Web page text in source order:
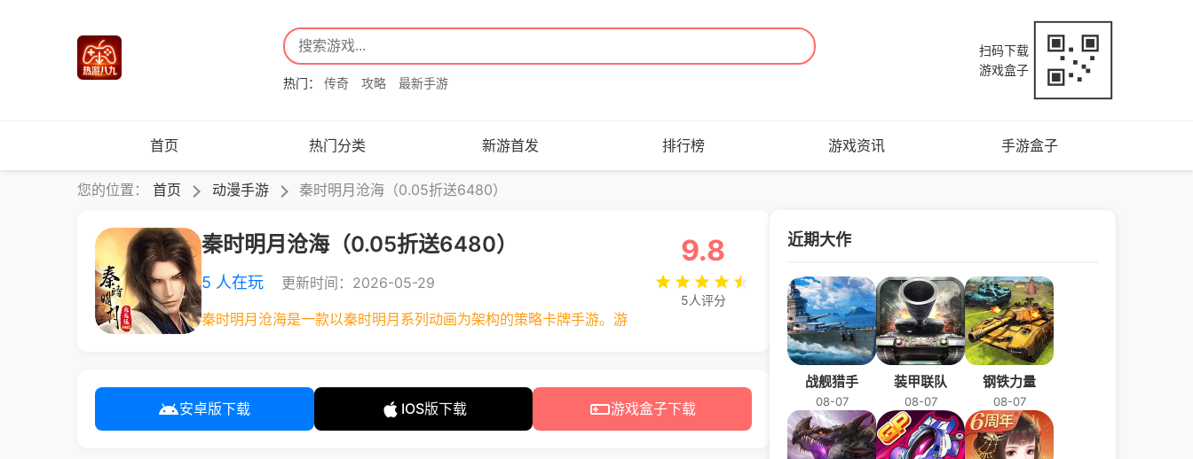
热门： 传奇 攻略 最新手游
扫码下载
游戏盒子
首页 热门分类 新游首发 排行榜 游戏资讯 手游盒子
您的位置： 首页 动漫手游 秦时明月沧海（0.05折送6480）
秦时明月沧海（0.05折送6480）
5 人在玩 更新时间：2026-05-29
秦时明月沧海是一款以秦时明月系列动画为架构的策略卡牌手游。游
9.8
5人评分
安卓版下载 IOS版下载 游戏盒子下载
近期大作
战舰猎手
08-07
装甲联队
08-07
钢铁力量
08-07